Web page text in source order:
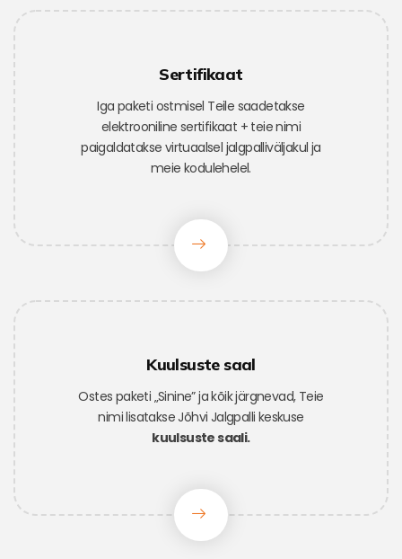
Sertifikaat
Iga paketi ostmisel Teile saadetakse
elektrooniline sertifikaat + teie nimi
paigaldatakse virtuaalsel jalgpalliväljakul ja
meie kodulehelel.
Kuulsuste saal
Ostes paketi „Sinine” ja kõik järgnevad, Teie
nimi lisatakse Jõhvi Jalgpalli keskuse
kuulsuste saali.